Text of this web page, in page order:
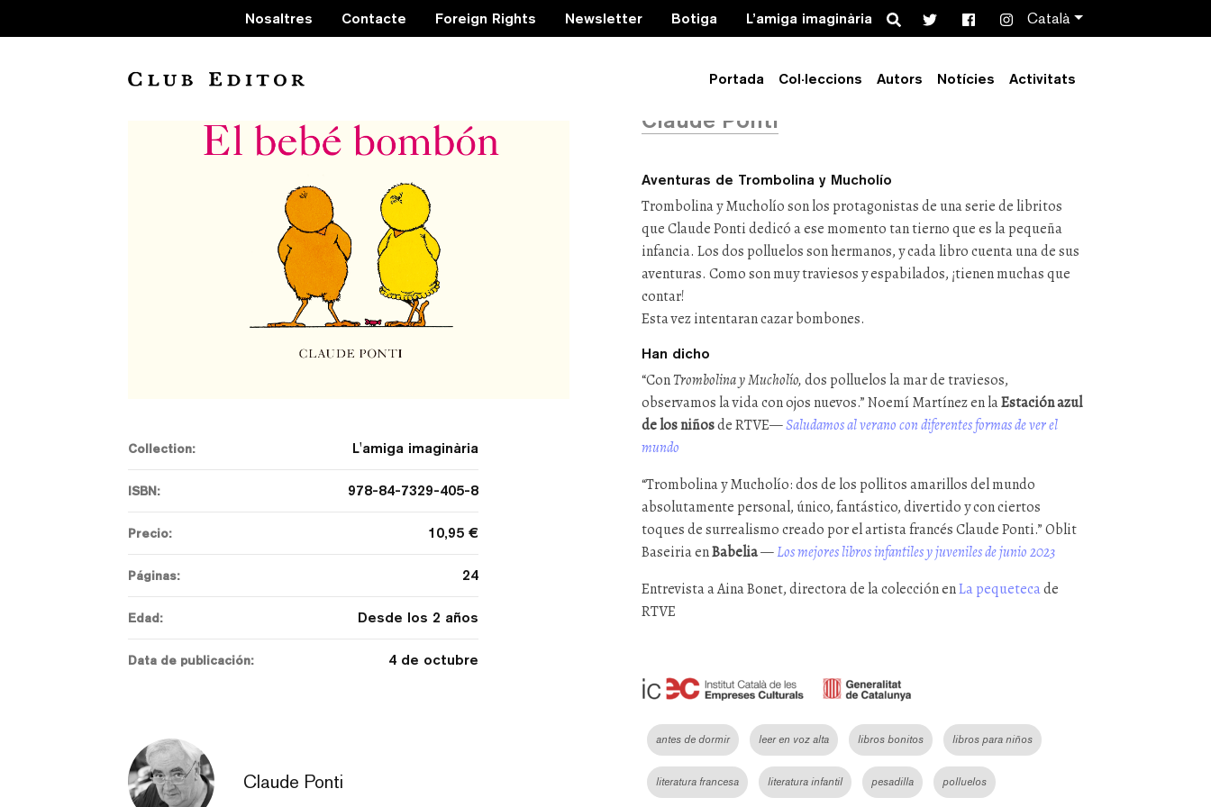
Nosaltres Contacte Foreign Rights Newsletter Botiga L’amiga imaginària Search Català
Portada Col·leccions Autors Notícies Activitats
Collection: L'amiga imaginària
ISBN: 978-84-7329-405-8
Precio: 10,95 €
Páginas: 24
Edad: Desde los 2 años
Data de publicación: 4 de octubre
Claude Ponti
El bebé bombón
Claude Ponti
Aventuras de Trombolina y Mucholío
Trombolina y Mucholío son los protagonistas de una serie de libritos
que Claude Ponti dedicó a ese momento tan tierno que es la pequeña
infancia. Los dos polluelos son hermanos, y cada libro cuenta una de sus
aventuras. Como son muy traviesos y espabilados, ¡tienen muchas que
contar!
Esta vez intentaran cazar bombones.
Han dicho
“ConTrombolina y Mucholío,dos polluelos la mar de traviesos,
observamos la vida con ojos nuevos.” Noemí Martínez en laEstación azul
de los niñosde RTVE—Saludamos al verano con diferentes formas de ver el
mundo
“Trombolina y Mucholío: dos de los pollitos amarillos del mundo
absolutamente personal, único, fantástico, divertido y con ciertos
toques de surrealismo creado por el artista francés Claude Ponti.” Oblit
Baseiria enBabelia—Los mejores libros infantiles y juveniles de junio 2023
Entrevista a Aina Bonet, directora de la colección enLa pequetecade
RTVE
antes de dormir leer en voz alta libros bonitos libros para niños
literatura francesa literatura infantil pesadilla polluelos